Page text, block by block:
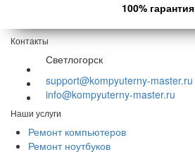
100% гарантия
Контакты
Светлогорск
support@kompyuterny-master.ru
info@kompyuterny-master.ru
Наши услуги
Ремонт компьютеров
Ремонт ноутбуков